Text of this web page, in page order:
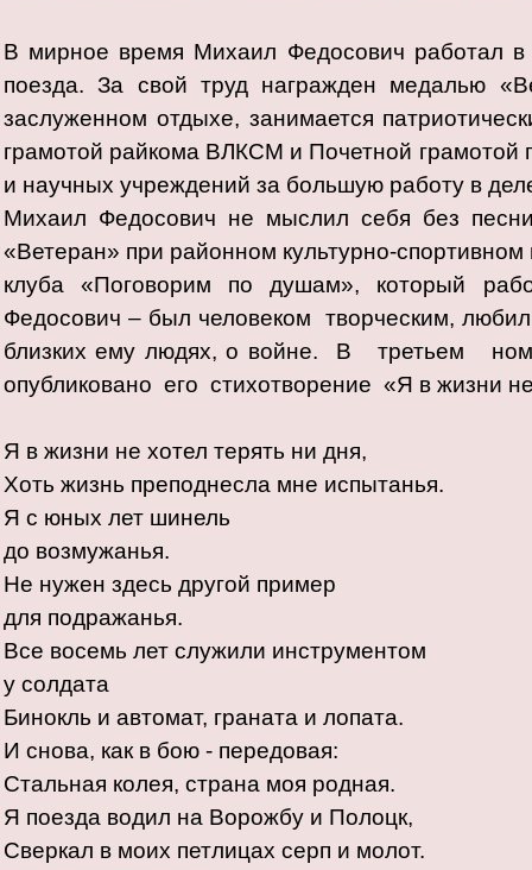
В мирное время Михаил Федосович работал
поезда. За свой труд награжден медалью
заслуженном отдыхе, занимается
грамотой райкома ВЛКСМ и Почетной
и научных учреждений за большую работу в
Михаил Федосович не мыслил себя без
«Ветеран» при районном культурно-
клуба «Поговорим по душам», который
Федосович – был человеком творческим,
близких ему людях, о войне. В третьем
опубликовано его стихотворение «Я в жизни
Я в жизни не хотел терять ни дня,
Хоть жизнь преподнесла мне испытанья.
Я с юных лет шинель
до возмужанья.
Не нужен здесь другой пример
для подражанья.
Все восемь лет служили инструментом
у солдата
Бинокль и автомат, граната и лопата.
И снова, как в бою - передовая:
Стальная колея, страна моя родная.
Я поезда водил на Ворожбу и Полоцк,
Сверкал в моих петлицах серп и молот.